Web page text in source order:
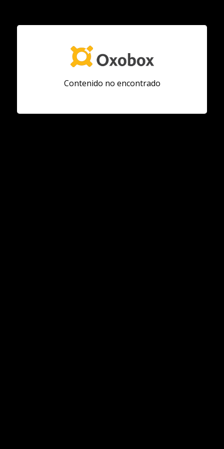
Contenido no encontrado